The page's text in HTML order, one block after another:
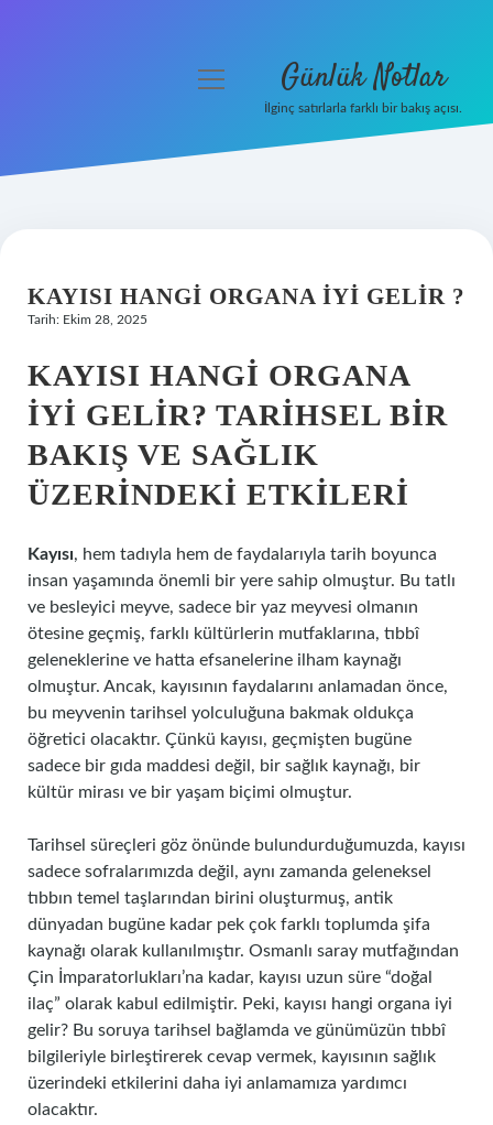
Hakkımızda
menüyü
Günlük Notlar
İlginç satırlarla farklı bir bakış açısı.
KAYISI HANGI ORGANA IYI GELIR ?
Tarih: Ekim 28, 2025
KAYISI HANGI ORGANA
İYI GELIR? TARIHSEL BIR
BAKIŞ VE SAĞLIK
ÜZERINDEKI ETKILERI
Kayısı, hem tadıyla hem de faydalarıyla tarih boyunca
insan yaşamında önemli bir yere sahip olmuştur. Bu tatlı
ve besleyici meyve, sadece bir yaz meyvesi olmanın
ötesine geçmiş, farklı kültürlerin mutfaklarına, tıbbî
geleneklerine ve hatta efsanelerine ilham kaynağı
olmuştur. Ancak, kayısının faydalarını anlamadan önce,
bu meyvenin tarihsel yolculuğuna bakmak oldukça
öğretici olacaktır. Çünkü kayısı, geçmişten bugüne
sadece bir gıda maddesi değil, bir sağlık kaynağı, bir
kültür mirası ve bir yaşam biçimi olmuştur.
Tarihsel süreçleri göz önünde bulundurduğumuzda, kayısı
sadece sofralarımızda değil, aynı zamanda geleneksel
tıbbın temel taşlarından birini oluşturmuş, antik
dünyadan bugüne kadar pek çok farklı toplumda şifa
kaynağı olarak kullanılmıştır. Osmanlı saray mutfağından
Çin İmparatorlukları’na kadar, kayısı uzun süre “doğal
ilaç” olarak kabul edilmiştir. Peki, kayısı hangi organa iyi
gelir? Bu soruya tarihsel bağlamda ve günümüzün tıbbî
bilgileriyle birleştirerek cevap vermek, kayısının sağlık
üzerindeki etkilerini daha iyi anlamamıza yardımcı
olacaktır.